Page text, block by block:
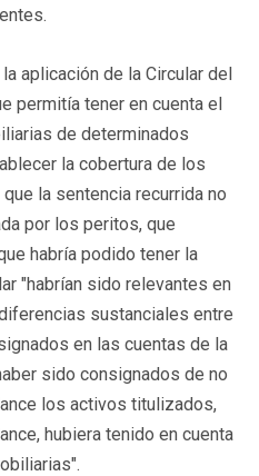
aplicación de la Circular del
permitía tener en cuenta el
de determinados
la cobertura de los
la sentencia recurrida no
por los peritos, que
habría podido tener la
"habrían sido relevantes en
sustanciales entre
en las cuentas de la
sido consignados de no
los activos titulizados,
hubiera tenido en cuenta